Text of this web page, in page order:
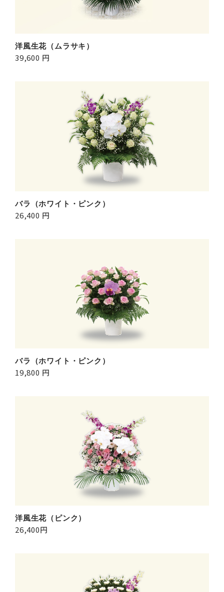
洋風生花（ムラサキ）
39,600 円
バラ（ホワイト・ピンク）
26,400 円
バラ（ホワイト・ピンク）
19,800 円
洋風生花（ピンク）
26,400円